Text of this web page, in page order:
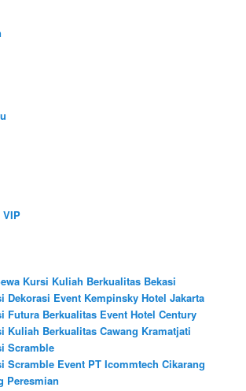
VIP
Kursi Kuliah Berkualitas Bekasi
Dekorasi Event Kempinsky Hotel Jakarta
Futura Berkualitas Event Hotel Century
Kuliah Berkualitas Cawang Kramatjati
Scramble
Scramble Event PT Icommtech Cikarang
Peresmian